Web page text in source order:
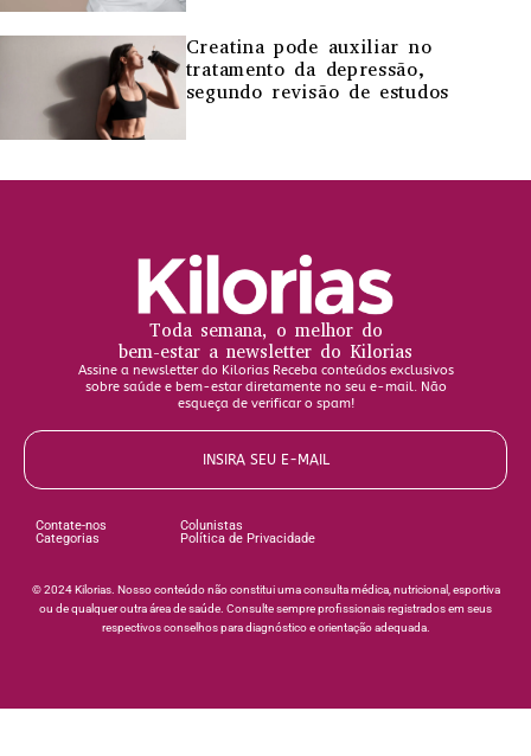
Creatina pode auxiliar no
tratamento da depressão,
segundo revisão de estudos
Toda semana, o melhor do
bem-estar a newsletter do Kilorias
Assine a newsletter do Kilorias Receba conteúdos exclusivos
sobre saúde e bem-estar diretamente no seu e-mail. Não
esqueça de verificar o spam!
INSIRA SEU E-MAIL
Contate-nos
Categorias
Colunistas
Política de Privacidade
©️ 2024 Kilorias. Nosso conteúdo não constitui uma consulta médica, nutricional, esportiva
ou de qualquer outra área de saúde. Consulte sempre profissionais registrados em seus
respectivos conselhos para diagnóstico e orientação adequada.